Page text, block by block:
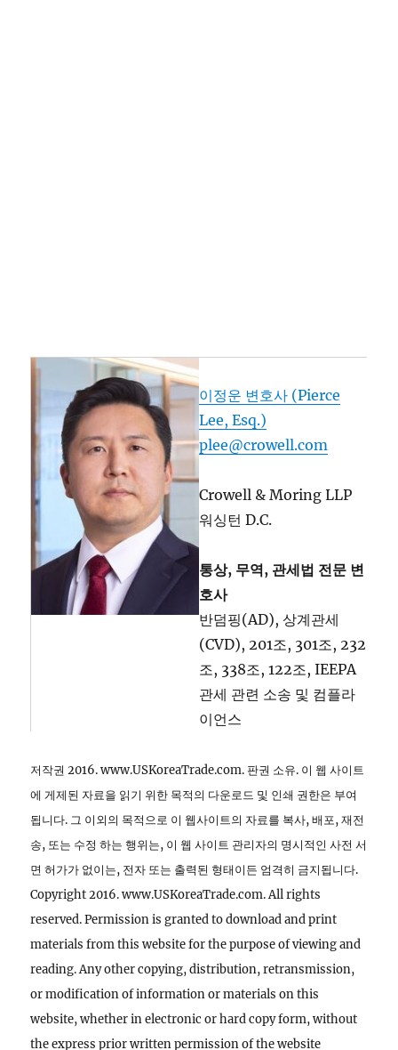
이정운 변호사 (Pierce
Lee, Esq.)
plee@crowell.com
Crowell & Moring LLP
워싱턴 D.C.
통상, 무역, 관세법 전문 변
호사
반덤핑(AD), 상계관세
(CVD), 201조, 301조, 232
조, 338조, 122조, IEEPA
관세 관련 소송 및 컴플라
이언스
저작권 2016. www.USKoreaTrade.com. 판권 소유. 이 웹 사이트
에 게제된 자료을 읽기 위한 목적의 다운로드 및 인쇄 권한은 부여
됩니다. 그 이외의 목적으로 이 웹사이트의 자료를 복사, 배포, 재전
송, 또는 수정 하는 행위는, 이 웹 사이트 관리자의 명시적인 사전 서
면 허가가 없이는, 전자 또는 출력된 형태이든 엄격히 금지됩니다.
Copyright 2016. www.USKoreaTrade.com. All rights
reserved. Permission is granted to download and print
materials from this website for the purpose of viewing and
reading. Any other copying, distribution, retransmission,
or modification of information or materials on this
website, whether in electronic or hard copy form, without
the express prior written permission of the website